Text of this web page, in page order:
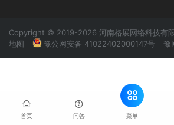
Copyright © 2019-2026 河南格展网络科技有
地图
豫公网安备 41022402000147号 豫
首页 问答 菜单